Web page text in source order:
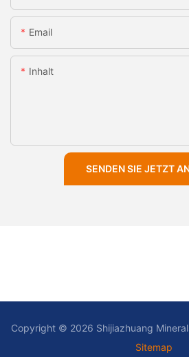
Email
Inhalt
SENDEN SIE JETZT
Copyright © 2026 Shijiazhuang
Sitemap